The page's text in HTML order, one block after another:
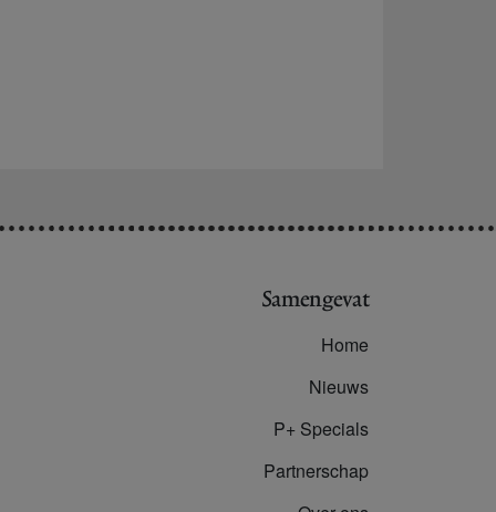
Samengevat
Home
Nieuws
P+ Specials
Partnerschap